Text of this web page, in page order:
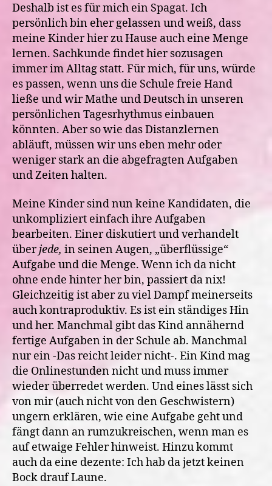
Deshalb ist es für mich ein Spagat. Ich
persönlich bin eher gelassen und weiß, dass
meine Kinder hier zu Hause auch eine Menge
lernen. Sachkunde findet hier sozusagen
immer im Alltag statt. Für mich, für uns, würde
es passen, wenn uns die Schule freie Hand
ließe und wir Mathe und Deutsch in unseren
persönlichen Tagesrhythmus einbauen
könnten. Aber so wie das Distanzlernen
abläuft, müssen wir uns eben mehr oder
weniger stark an die abgefragten Aufgaben
und Zeiten halten.
Meine Kinder sind nun keine Kandidaten, die
unkompliziert einfach ihre Aufgaben
bearbeiten. Einer diskutiert und verhandelt
überjede, in seinen Augen, „überflüssige“
Aufgabe und die Menge. Wenn ich da nicht
ohne ende hinter her bin, passiert da nix!
Gleichzeitig ist aber zu viel Dampf meinerseits
auch kontraproduktiv. Es ist ein ständiges Hin
und her. Manchmal gibt das Kind annähernd
fertige Aufgaben in der Schule ab. Manchmal
nur ein -Das reicht leider nicht-. Ein Kind mag
die Onlinestunden nicht und muss immer
wieder überredet werden. Und eines lässt sich
von mir (auch nicht von den Geschwistern)
ungern erklären, wie eine Aufgabe geht und
fängt dann an rumzukreischen, wenn man es
auf etwaige Fehler hinweist. Hinzu kommt
auch da eine dezente: Ich hab da jetzt keinen
Bock drauf Laune.